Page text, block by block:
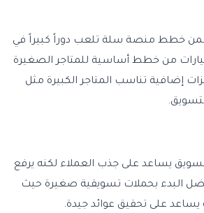
ضمن خطط منصة سلة تلعب دوراً كبيراً في
من خطط أساسية للمتاجر الصغيرة
إضافية تناسب المتاجر الكبيرة مثل
يساعد على جذب العملاء لكنه يرفع
البدء بحملات تسويقية صغيرة حيث
يساعد على تحقيق عوائد جيدة.